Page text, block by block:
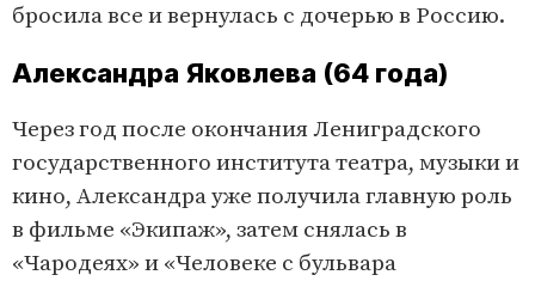
бросила все и вернулась с дочерью в Россию.
Александра Яковлева (64 года)
Через год после окончания Лениградского
государственного института театра, музыки и
кино, Александра уже получила главную роль
в фильме «Экипаж», затем снялась в
«Чародеях» и «Человеке с бульвара